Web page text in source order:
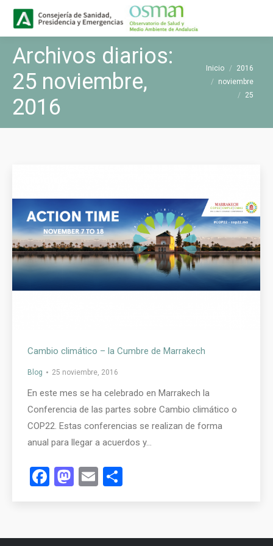
Archivos diarios:
25 noviembre,
2016
Estás aquí:
Inicio
2016
noviembre
25
Cambio climático – la Cumbre de Marrakech
Blog 25 noviembre, 2016
En este mes se ha celebrado en Marrakech la
Conferencia de las partes sobre Cambio climático o
COP22. Estas conferencias se realizan de forma
anual para llegar a acuerdos y…
Facebook
Mastodon
Email